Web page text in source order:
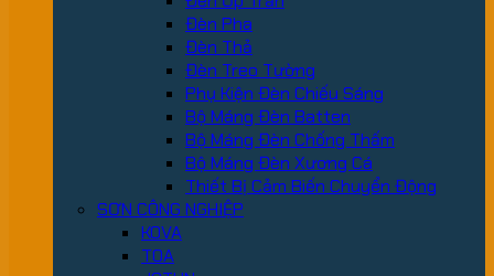
Đèn Pha
Đèn Thả
Đèn Treo Tường
Phụ Kiện Đèn Chiếu Sáng
Bộ Máng Đèn Batten
Bộ Máng Đèn Chống Thấm
Bộ Máng Đèn Xương Cá
Thiết Bị Cảm Biến Chuyển Động
SƠN CÔNG NGHIỆP
KOVA
TOA